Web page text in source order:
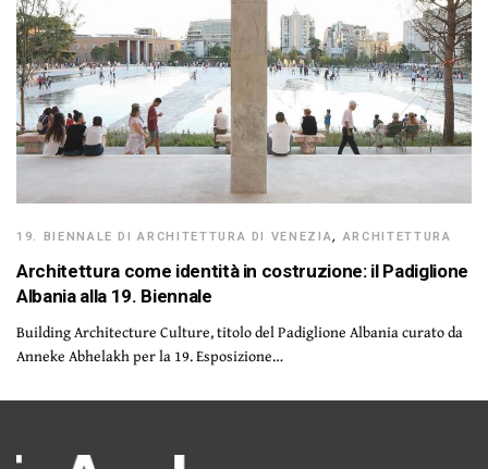
19. BIENNALE DI ARCHITETTURA DI VENEZIA, ARCHITETTURA
Architettura come identità in costruzione: il Padiglione
Albania alla 19. Biennale
Building Architecture Culture, titolo del Padiglione Albania curato da
Anneke Abhelakh per la 19. Esposizione…